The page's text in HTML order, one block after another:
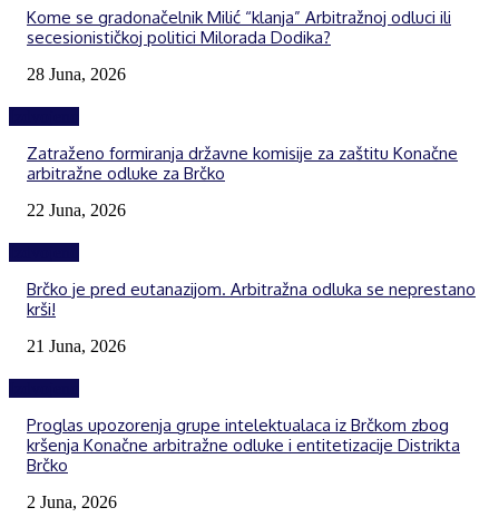
Kome se gradonačelnik Milić “klanja” Arbitražnoj odluci ili
secesionističkoj politici Milorada Dodika?
28 Juna, 2026
Zatraženo formiranja državne komisije za zaštitu Konačne
arbitražne odluke za Brčko
22 Juna, 2026
Brčko je pred eutanazijom. Arbitražna odluka se neprestano
krši!
21 Juna, 2026
Proglas upozorenja grupe intelektualaca iz Brčkom zbog
kršenja Konačne arbitražne odluke i entitetizacije Distrikta
Brčko
2 Juna, 2026